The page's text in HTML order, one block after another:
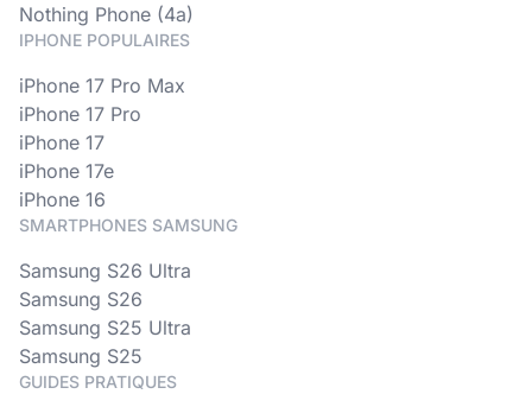
Nothing Phone (4a)
IPHONE POPULAIRES
iPhone 17 Pro Max
iPhone 17 Pro
iPhone 17
iPhone 17e
iPhone 16
SMARTPHONES SAMSUNG
Samsung S26 Ultra
Samsung S26
Samsung S25 Ultra
Samsung S25
GUIDES PRATIQUES